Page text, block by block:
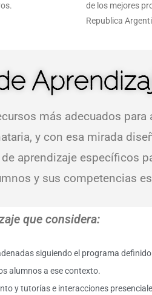
de los mejores
Republica
más adecuados para
y con esa mirada
aprendizaje específicos
y sus competencias
que considera:
siguiendo el programa
alumnos a ese contexto.
y tutorías e interacciones